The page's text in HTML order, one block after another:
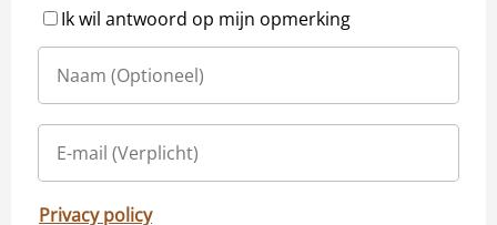
Ik wil antwoord op mijn opmerking
Privacy policy